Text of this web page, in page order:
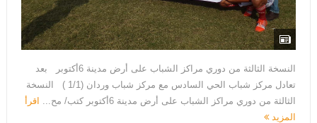
النسخة الثالثة من دوري مراكز الشباب على أرض مدينة 6أكتوبر بعد
تعادل مركز شباب الحي السادس مع مركز شباب وردان (1/1 ) النسخة
الثالثة من دوري مراكز الشباب على أرض مدينة 6أكتوبر كتب/ مح...
اقرأ
المزيد